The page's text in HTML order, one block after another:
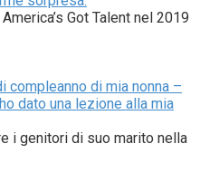
Got Talent nel 2019
compleanno di mia nonna –
dato una lezione alla mia
i genitori di suo marito nella